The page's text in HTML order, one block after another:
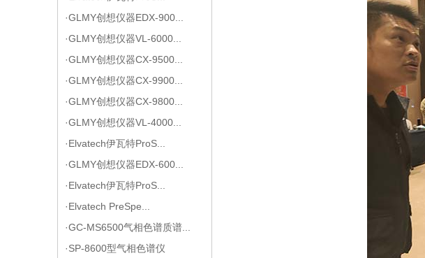
·GLMY创想仪器EDX-900...
·GLMY创想仪器VL-6000...
·GLMY创想仪器CX-9500...
·GLMY创想仪器CX-9900...
·GLMY创想仪器CX-9800...
·GLMY创想仪器VL-4000...
·Elvatech伊瓦特ProS...
·GLMY创想仪器EDX-600...
·Elvatech伊瓦特ProS...
·Elvatech PreSpe...
·GC-MS6500气相色谱质谱...
·SP-8600型气相色谱仪